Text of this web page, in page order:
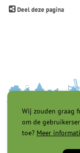
Wij zouden graag
om de
toe? Meer
Deel deze pagina